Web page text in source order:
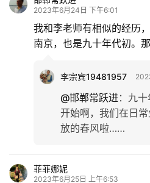
2023年6月24日 下午6:01
我和李老师有相似的经历
南京，也是九十年代初。
李宗宾19481957
@邯郸常跃进： 九
开始啊，我们在日
放的春风啦……
菲菲娜妮
2023年6月25日 上午6:53